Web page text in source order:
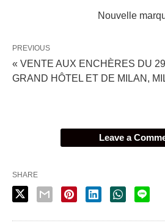
Nouvelle
PREVIOUS
« VENTE AUX ENCHÈRES DU
GRAND HÔTEL ET DE MILAN,
Leave a
SHARE